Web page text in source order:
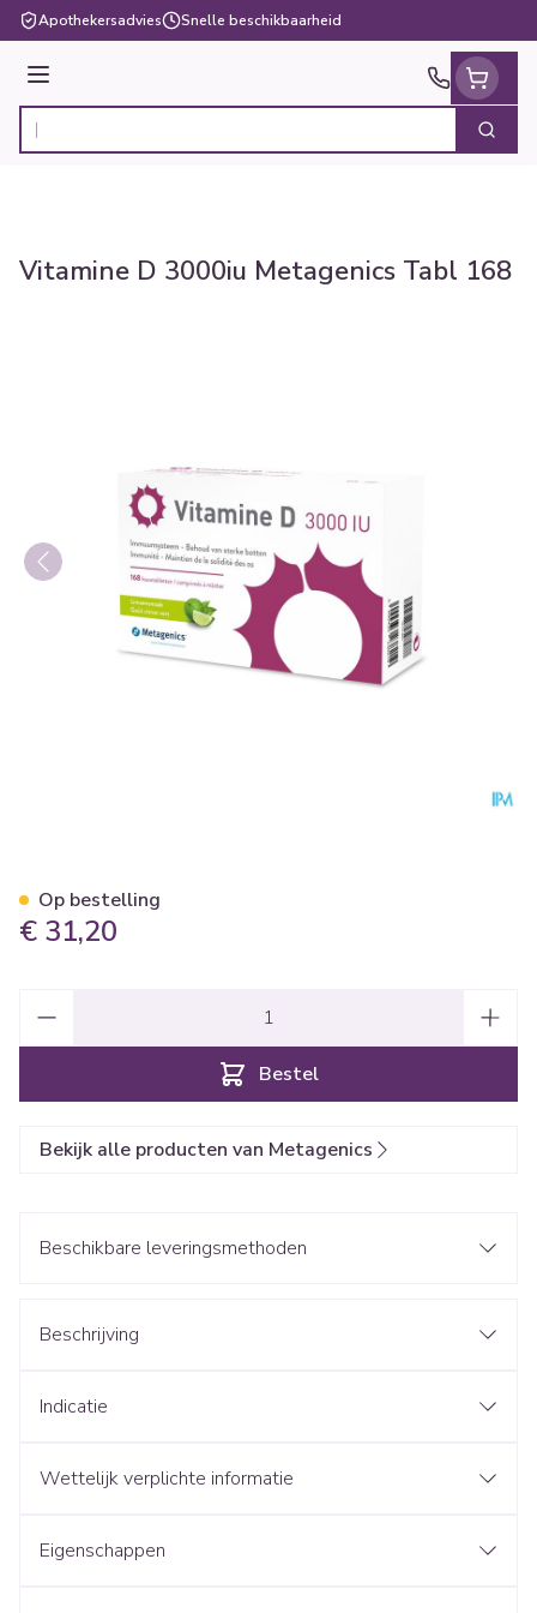
Ga naar de inhoud
Apothekersadvies Snelle beschikbaarheid
Menu
Product, merk, categorie... Zoek
Vitamine D 3000iu Metagenics Tabl 168
€ 31,20
Bestel
Op bestelling
Bekijk alle producten van Metagenics
Beschikbare leveringsmethoden
Beschrijving
Indicatie
Wettelijk verplichte informatie
Eigenschappen